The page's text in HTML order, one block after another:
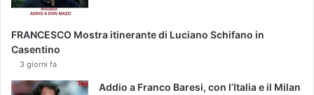
FRANCESCO Mostra itinerante di Luciano Schifano in
Casentino
3 giorni fa
Addio a Franco Baresi, con l’Italia e il Milan